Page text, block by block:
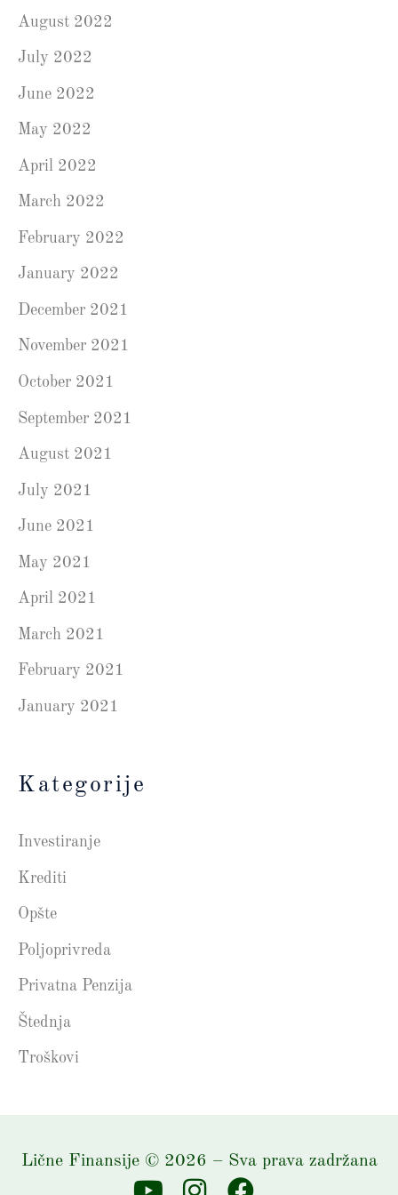
August 2022
July 2022
June 2022
May 2022
April 2022
March 2022
February 2022
January 2022
December 2021
November 2021
October 2021
September 2021
August 2021
July 2021
June 2021
May 2021
April 2021
March 2021
February 2021
January 2021
Kategorije
Investiranje
Krediti
Opšte
Poljoprivreda
Privatna Penzija
Štednja
Troškovi
Lične Finansije ©2026 – Sva prava zadržana
Y I F